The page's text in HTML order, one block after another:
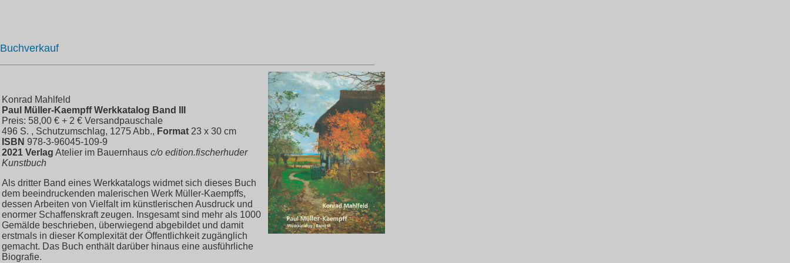
Buchverkauf
Konrad Mahlfeld
Paul Müller-Kaempff Werkkatalog Band III
Preis: 58,00 € + 2 € Versandpauschale
496 S. , Schutzumschlag, 1275 Abb., Format 23 x 30 cm
ISBN 978-3-96045-109-9
2021 Verlag Atelier im Bauernhaus c/o edition.fischerhuder
Kunstbuch
Als dritter Band eines Werkkatalogs widmet sich dieses Buch
dem beeindruckenden malerischen Werk Müller-Kaempffs,
dessen Arbeiten von Vielfalt im künstlerischen Ausdruck und
enormer Schaffenskraft zeugen. Insgesamt sind mehr als 1000
Gemälde beschrieben, überwiegend abgebildet und damit
erstmals in dieser Komplexität der Öffentlichkeit zugänglich
gemacht. Das Buch enthält darüber hinaus eine ausführliche
Biografie.